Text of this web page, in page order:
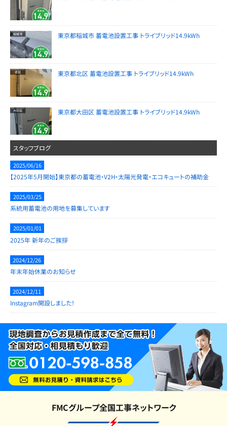
東京都稲城市 蓄電池設置工事 トライブリッド14.9kWh
東京都北区 蓄電池設置工事 トライブリッド14.9kWh
東京都大田区 蓄電池設置工事 トライブリッド14.9kWh
スタッフブログ
2025/06/16
【2025年5月開始】東京都の蓄電池・V2H・太陽光発電・エコキュートの補助金
2025/03/25
系統用蓄電池の用地を募集しています
2025/01/01
2025年 新年のご挨拶
2024/12/26
年末年始休業のお知らせ
2024/12/11
Instagram開設しました！
FMCグループ全国工事ネットワーク